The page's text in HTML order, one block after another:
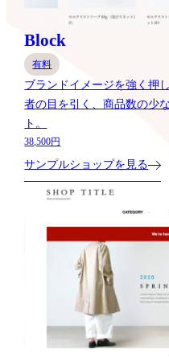
Block
有料
ブランドイメージを強く押
者の目を引く、商品数の少
ト。
38,500円
サンプルショップを見る